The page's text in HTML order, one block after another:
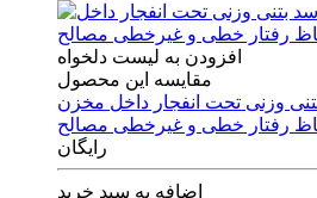
افزودن به لیست دلخواه
مقایسه این محصول
وزنی تحت انفجار داخل مخزن
رفتار خطی و غیرخطی مصالح
رایگان
اضافه به سبد خرید